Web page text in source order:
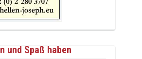
und Spaß haben